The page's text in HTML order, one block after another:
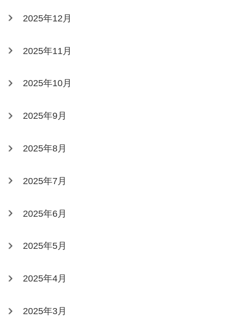
2025年12月
2025年11月
2025年10月
2025年9月
2025年8月
2025年7月
2025年6月
2025年5月
2025年4月
2025年3月